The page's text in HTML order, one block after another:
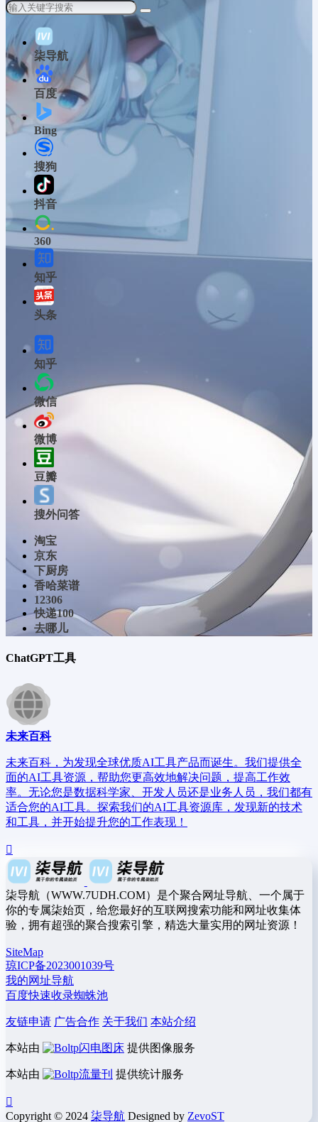
柒导航
百度
Bing
搜狗
抖音
360
知乎
头条
知乎
微信
微博
豆瓣
搜外问答
淘宝
京东
下厨房
香哈菜谱
12306
快递100
去哪儿
ChatGPT工具
未来百科
未来百科，为发现全球优质AI工具产品而诞生。我们提供全
面的AI工具资源，帮助您更高效地解决问题，提高工作效
率。无论您是数据科学家、开发人员还是业务人员，我们都有
适合您的AI工具。探索我们的AI工具资源库，发现新的技术
和工具，并开始提升您的工作表现！
柒导航（WWW.7UDH.COM）是个聚合网址导航、一个属于
你的专属柒始页，给您最好的互联网搜索功能和网址收集体
验，拥有超强的聚合搜索引擎，精选大量实用的网址资源！
SiteMap
琼ICP备2023001039号
我的网址导航
百度快速收录蜘蛛池
友链申请 广告合作 关于我们 本站介绍
本站由 闪电图床 提供图像服务
本站由 流量刊 提供统计服务
Copyright © 2024 柒导航 Designed by ZevoST